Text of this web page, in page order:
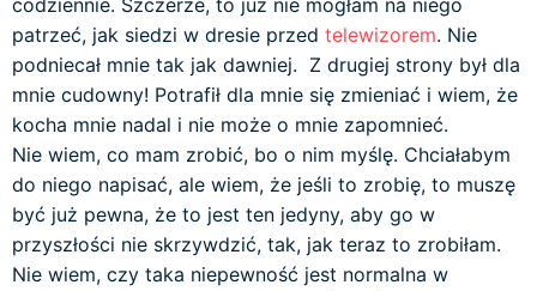
codziennie. Szczerze, to juz nie mogłam na niego
patrzeć, jak siedzi w dresie przed telewizorem. Nie
podniecał mnie tak jak dawniej. Z drugiej strony był dla
mnie cudowny! Potrafił dla mnie się zmieniać i wiem, że
kocha mnie nadal i nie może o mnie zapomnieć.
Nie wiem, co mam zrobić, bo o nim myślę. Chciałabym
do niego napisać, ale wiem, że jeśli to zrobię, to muszę
być już pewna, że to jest ten jedyny, aby go w
przyszłości nie skrzywdzić, tak, jak teraz to zrobiłam.
Nie wiem, czy taka niepewność jest normalna w